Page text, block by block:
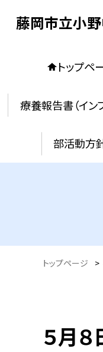
藤岡市立小
トップペ
療養報告書（イン
部活動方
トップページ >
５月